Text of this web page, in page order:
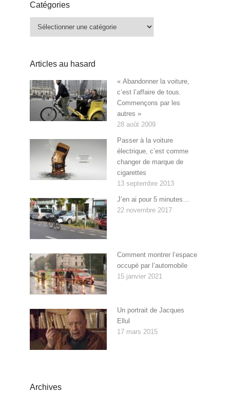
Catégories
Catégories
Articles au hasard
« Abandonner la voiture,
c’est l’affaire de tous.
Commençons par les
autres »
28 août 2009
Passer à la voiture
électrique, c’est comme
changer de marque de
cigarettes
13 septembre 2013
J’en ai pour 5 minutes…
22 novembre 2017
Comment montrer l’espace
occupé par l’automobile
15 janvier 2021
Un portrait de Jacques
Ellul
17 mars 2015
Archives